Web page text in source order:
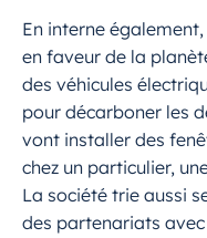
En interne
en faveur de la
des véhicules
pour décarboner les
vont installer des
chez un particulier,
La société trie aussi
des partenariats